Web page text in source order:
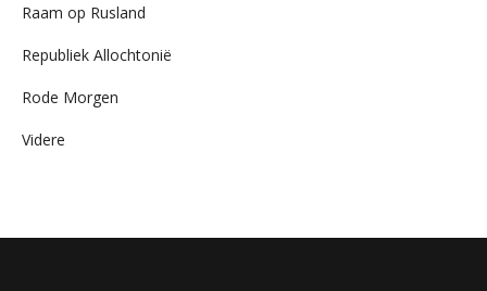
Raam op Rusland
Republiek Allochtonië
Rode Morgen
Videre